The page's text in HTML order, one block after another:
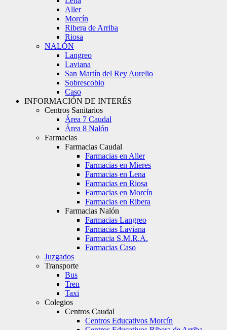
Aller
Morcín
Ribera de Arriba
Riosa
NALÓN
Langreo
Laviana
San Martín del Rey Aurelio
Sobrescobio
Caso
INFORMACIÓN DE INTERÉS
Centros Sanitarios
Área 7 Caudal
Área 8 Nalón
Farmacias
Farmacias Caudal
Farmacias en Aller
Farmacias en Mieres
Farmacias en Lena
Farmacias en Riosa
Farmacias en Morcín
Farmacias en Ribera
Farmacias Nalón
Farmacias Langreo
Farmacias Laviana
Farmacia S.M.R.A.
Farmacias Caso
Juzgados
Transporte
Bus
Tren
Taxi
Colegios
Centros Caudal
Centros Educativos Morcín